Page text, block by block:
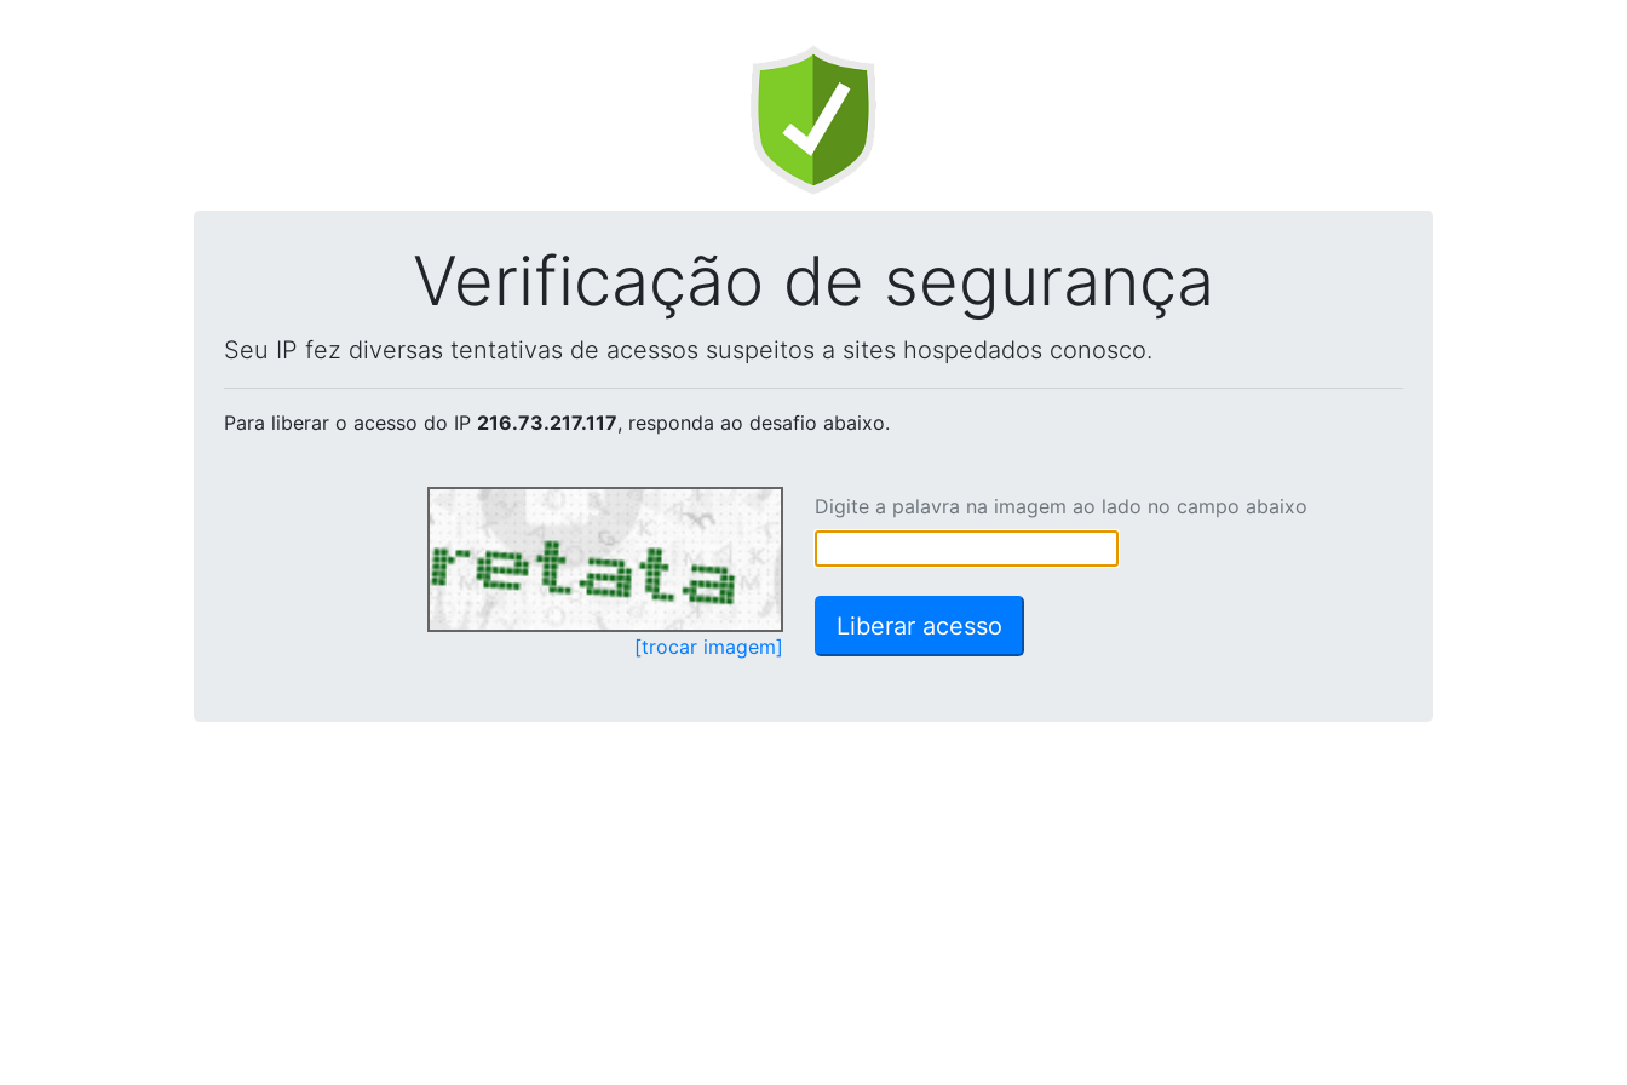
Verificação de segurança
Seu IP fez diversas tentativas de acessos suspeitos a sites hospedados conosco.
Para liberar o acesso do IP 216.73.217.117, responda ao desafio abaixo.
[trocar imagem]
Digite a palavra na imagem ao lado no campo abaixo